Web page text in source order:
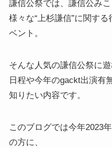
謙信公祭では、謙信公み
様々な“上杉謙信”に関す
ベント。
そんな人気の謙信公祭に
日程や今年のgackt出演有
知りたい内容です。
このブログでは今年2023
の方に、